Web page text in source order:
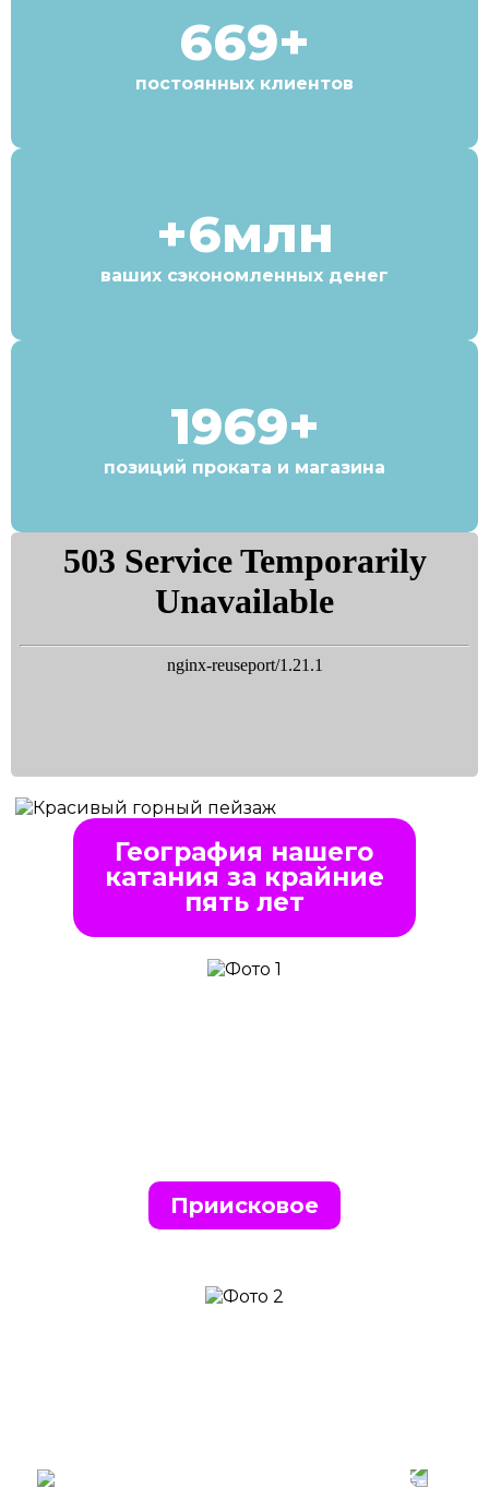
669+
постоянных клиентов
+6млн
ваших сэкономленных денег
1969+
позиций проката и магазина
География нашего
катания за крайние
пять лет
Приисковое